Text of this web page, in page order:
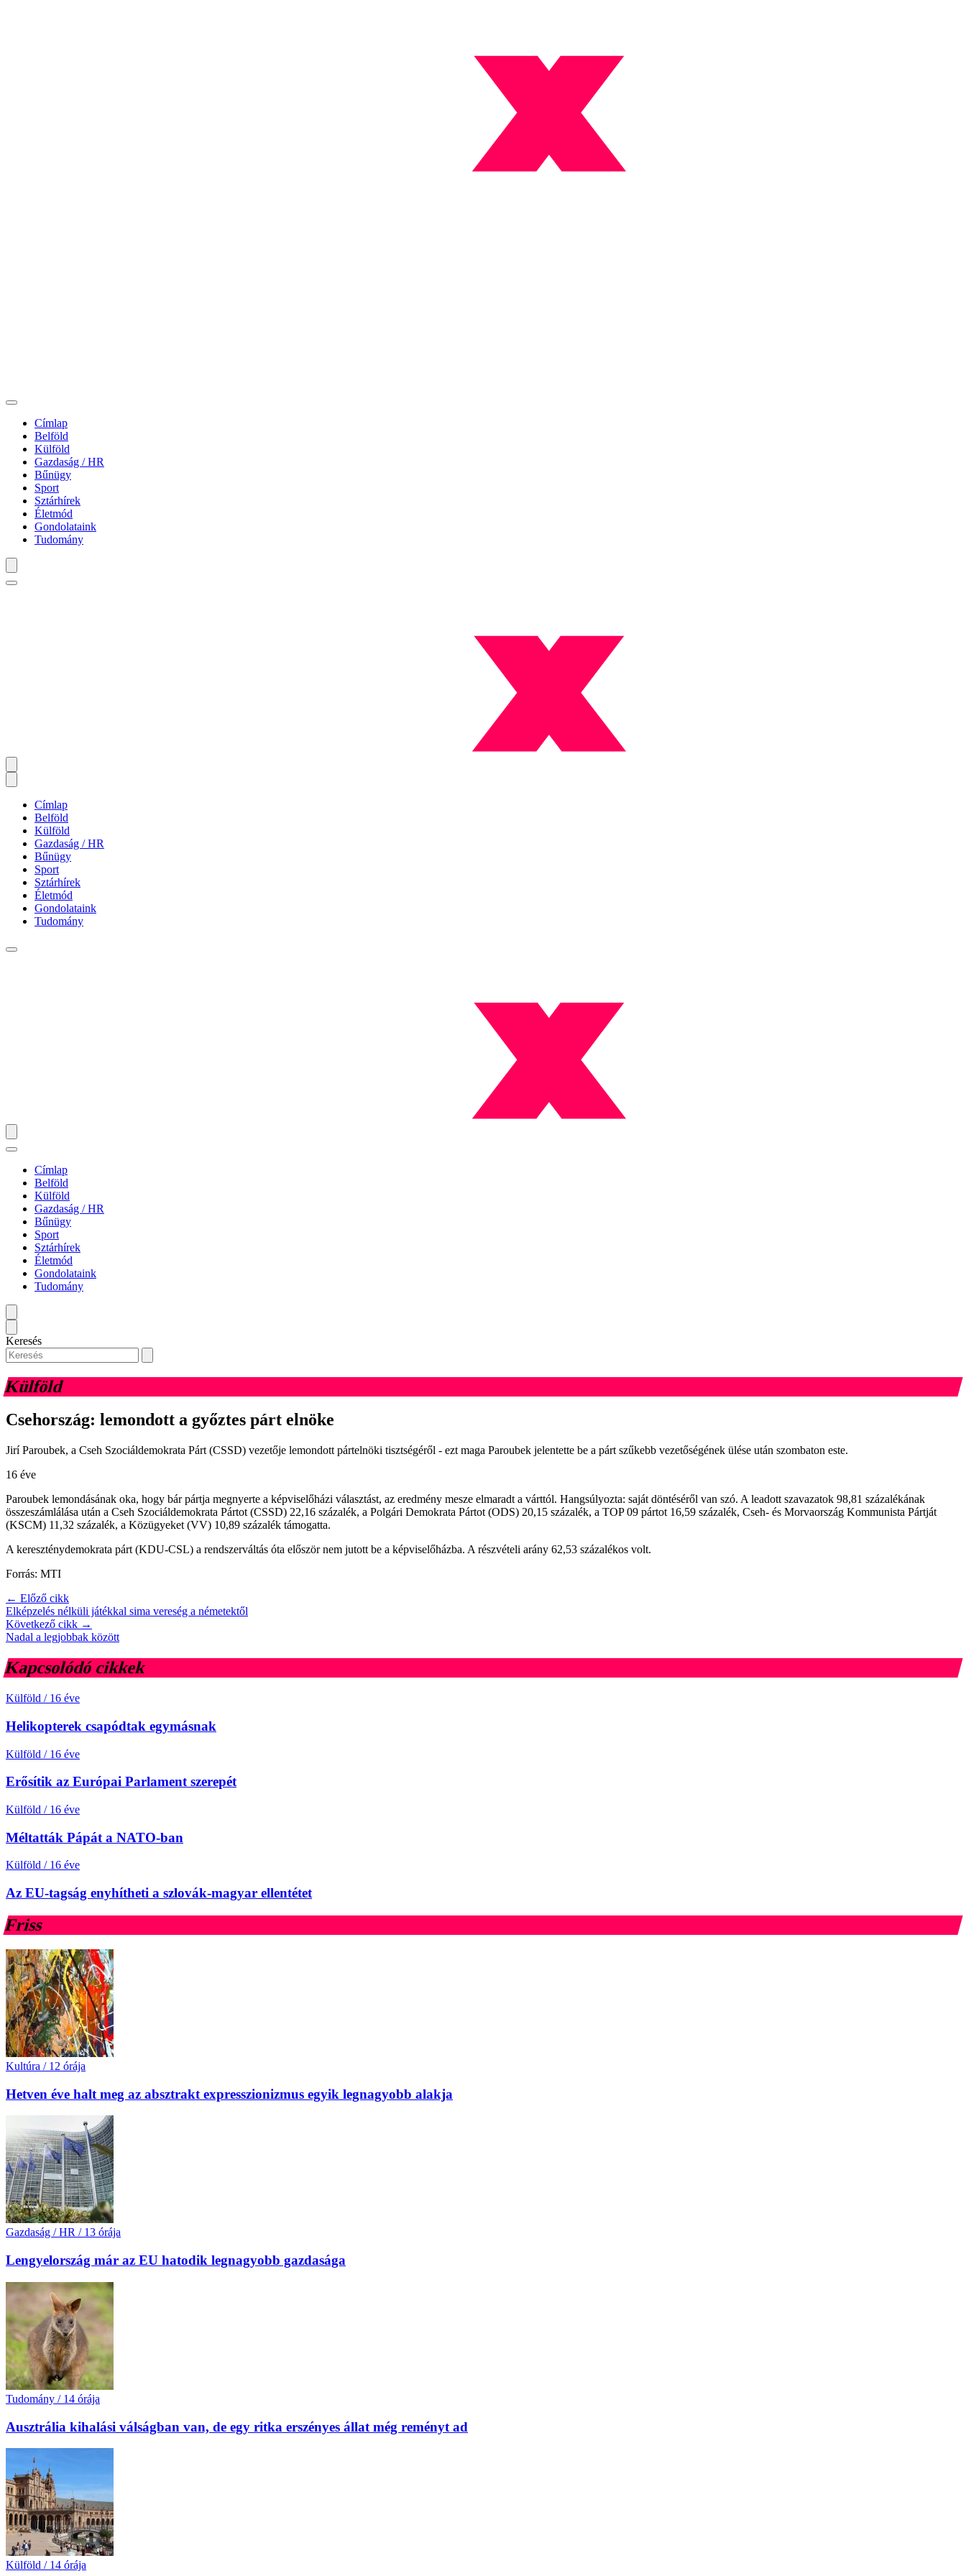
Címlap
Belföld
Külföld
Gazdaság / HR
Bűnügy
Sport
Sztárhírek
Életmód
Gondolataink
Tudomány
Címlap
Belföld
Külföld
Gazdaság / HR
Bűnügy
Sport
Sztárhírek
Életmód
Gondolataink
Tudomány
Címlap
Belföld
Külföld
Gazdaság / HR
Bűnügy
Sport
Sztárhírek
Életmód
Gondolataink
Tudomány
Keresés
Külföld
Csehország: lemondott a győztes párt elnöke
Jirí Paroubek, a Cseh Szociáldemokrata Párt (CSSD) vezetője lemondott pártelnöki tisztségéről - ezt maga Paroubek jelentette be a párt szűkebb vezetőségének ülése után szombaton este.
16 éve
Paroubek lemondásának oka, hogy bár pártja megnyerte a képviselőházi választást, az eredmény mesze elmaradt a várttól. Hangsúlyozta: saját döntéséről van szó. A leadott szavazatok 98,81 százalékának
összeszámlálása után a Cseh Szociáldemokrata Pártot (CSSD) 22,16 százalék, a Polgári Demokrata Pártot (ODS) 20,15 százalék, a TOP 09 pártot 16,59 százalék, Cseh- és Morvaország Kommunista Pártját
(KSCM) 11,32 százalék, a Közügyeket (VV) 10,89 százalék támogatta.
A kereszténydemokrata párt (KDU-CSL) a rendszerváltás óta először nem jutott be a képviselőházba. A részvételi arány 62,53 százalékos volt.
Forrás: MTI
← Előző cikk
Elképzelés nélküli játékkal sima vereség a németektől
Következő cikk →
Nadal a legjobbak között
Kapcsolódó cikkek
Külföld / 16 éve
Helikopterek csapódtak egymásnak
Külföld / 16 éve
Erősítik az Európai Parlament szerepét
Külföld / 16 éve
Méltatták Pápát a NATO-ban
Külföld / 16 éve
Az EU-tagság enyhítheti a szlovák-magyar ellentétet
Friss
Kultúra / 12 órája
Hetven éve halt meg az absztrakt expresszionizmus egyik legnagyobb alakja
Gazdaság / HR / 13 órája
Lengyelország már az EU hatodik legnagyobb gazdasága
Tudomány / 14 órája
Ausztrália kihalási válságban van, de egy ritka erszényes állat még reményt ad
Külföld / 14 órája